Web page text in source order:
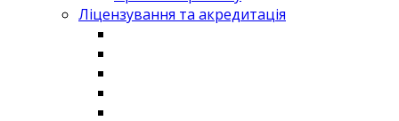
Ліцензування та акредитація